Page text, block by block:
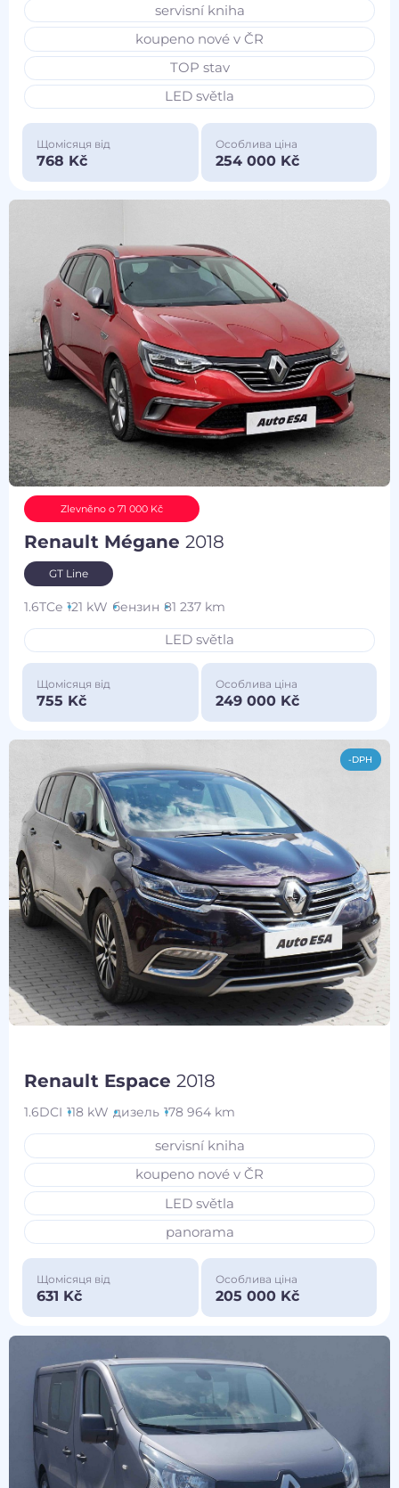
servisní kniha
koupeno nové v ČR
TOP stav
LED světla
Щомісяця від
768 Kč
Особлива ціна
254 000 Kč
Zlevněno o 71 000 Kč
Renault Mégane2018
GT Line
1.6TCe 121 kW бензин 81 237 km
LED světla
Щомісяця від
755 Kč
Особлива ціна
249 000 Kč
-DPH
Renault Espace2018
1.6DCI 118 kW дизель 178 964 km
servisní kniha
koupeno nové v ČR
LED světla
panorama
Щомісяця від
631 Kč
Особлива ціна
205 000 Kč